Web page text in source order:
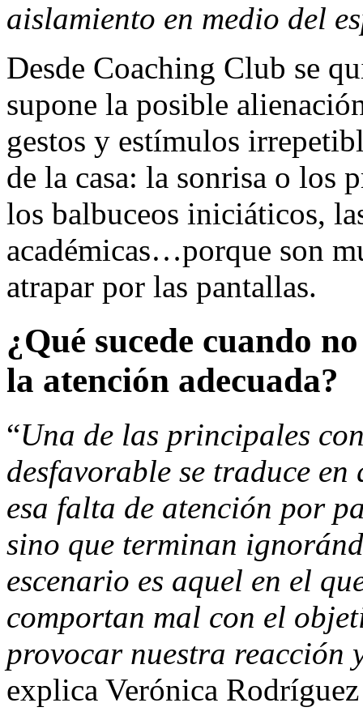
aislamiento en medio del
Desde Coaching Club se
supone la posible
gestos y estímulos
de la casa: la sonrisa o los
los balbuceos iniciáticos,
académicas…porque son
atrapar por las pantallas.
¿Qué sucede cuando
la atención adecuada?
“Una de las principales
desfavorable se traduce
esa falta de atención por
sino que terminan
escenario es aquel en el
comportan mal con el
provocar nuestra reacción
explica Verónica